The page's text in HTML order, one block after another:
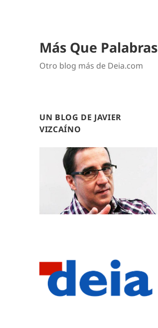
Más Que Palabras
Otro blog más de Deia.com
UN BLOG DE JAVIER
VIZCAÍNO